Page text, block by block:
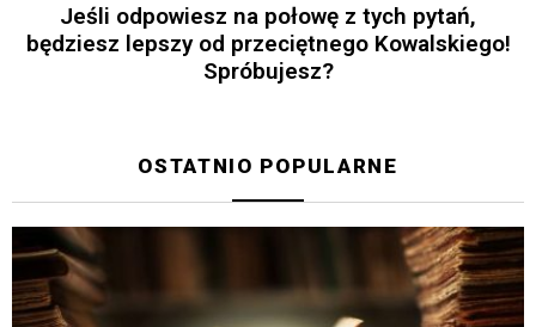
Jeśli odpowiesz na połowę z tych pytań,
będziesz lepszy od przeciętnego Kowalskiego!
Spróbujesz?
OSTATNIO POPULARNE